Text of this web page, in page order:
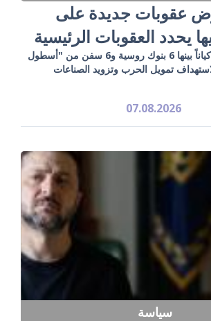
عقوبات جديدة على
يحدد العقوبات الرئيسية
العقوبات تشمل 19 كياناً بينها 6 بنوك روسية و6 سفن من "أسطول
تمويل الحرب وتزويد الصناعات
07.08.2026
سياسة